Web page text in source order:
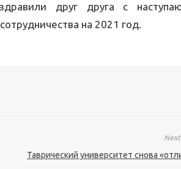
друг друга с
на 2021 год.
Таврический университет снова